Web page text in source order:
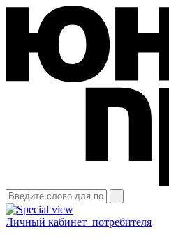
Личный кабинет потребителя